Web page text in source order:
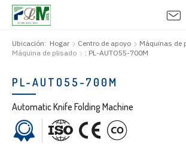
Ubicación: Hogar Centro de apoyo
Máquinas de
Máquina de plisado
: PL-AUTO55-700M
PL-AUTO55-700M
Automatic Knife Folding Machine